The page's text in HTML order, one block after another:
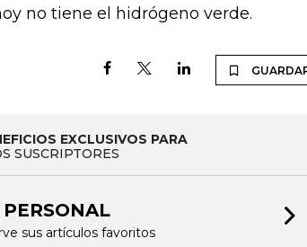
no tiene el hidrógeno verde.
EXCLUSIVOS PARA
SUSCRIPTORES
sus artículos favoritos